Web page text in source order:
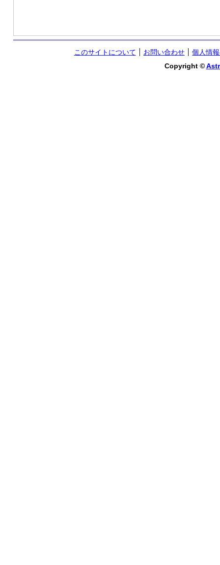
このサイトについて お問い合わせ
個人情
Copyright ©